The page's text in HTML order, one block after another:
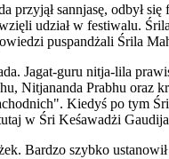
sannjasę, odbył
udział w festiwalu.
puspandżali Śrila
Jagat-guru nitja-lila
Prabhu oraz
Kiedyś po tym
w Śri Keśawadżi
Bardzo szybko